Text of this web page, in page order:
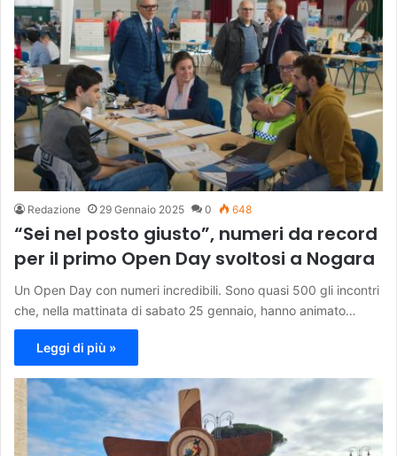
Redazione 29 Gennaio 2025 0 648
“Sei nel posto giusto”, numeri da record
per il primo Open Day svoltosi a Nogara
Un Open Day con numeri incredibili. Sono quasi 500 gli incontri
che, nella mattinata di sabato 25 gennaio, hanno animato…
Leggi di più »